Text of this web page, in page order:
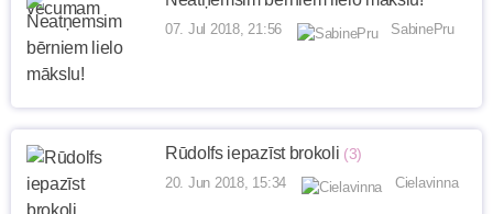
07. Jul 2018, 21:56 SabinePru
Rūdolfs iepazīst brokoli (3)
20. Jun 2018, 15:34 Cielavinna